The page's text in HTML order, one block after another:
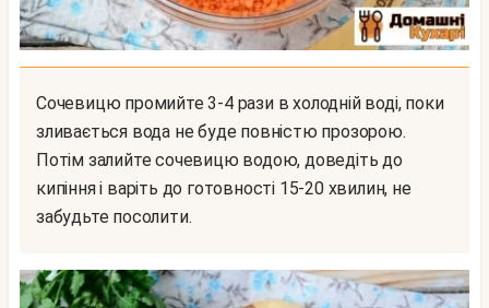
Сочевицю промийте 3-4 рази в холодній воді, поки
зливається вода не буде повністю прозорою.
Потім залийте сочевицю водою, доведіть до
кипіння і варіть до готовності 15-20 хвилин, не
забудьте посолити.